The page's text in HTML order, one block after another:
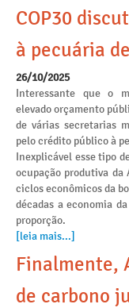
COP30
à pecuária
26/10/2025
Interessante que o
elevado orçamento
de várias secretarias
pelo crédito público à
Inexplicável esse tipo
ocupação produtiva
ciclos econômicos da
décadas a economia
proporção.
[leia mais...]
Finalmente,
de carbono